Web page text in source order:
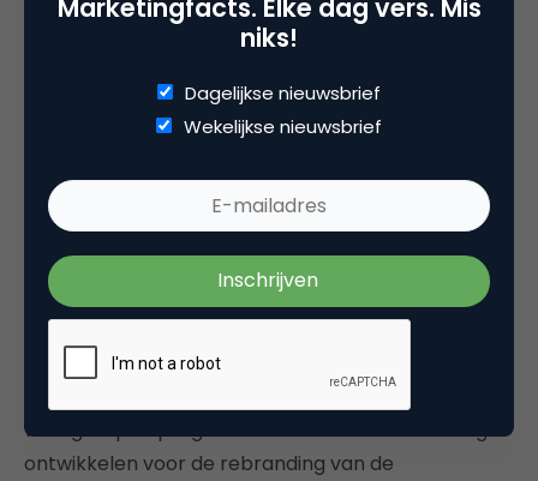
de directie. Als het projectplan en het budget is
organisatie (PMO) gaan optuigen met een centrale
programma manager en een aantal werkgroepen
disciplines uit de organisatie per merkdrager
categorie.
De tweede fase
Dan is het tijd voor de tweede fase die start met
werkgroepen programma’s van eisen en briefings
ontwikkelen voor de rebranding van de
Marketingfacts. Elke dag vers. Mis
niks!
Dagelijkse nieuwsbrief
Wekelijkse nieuwsbrief